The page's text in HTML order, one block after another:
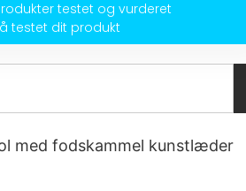
testet og vurderet
testet dit produkt
med fodskammel kunstlæder